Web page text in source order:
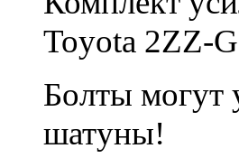
Toyota 2ZZ-
Болты могут
шатуны!